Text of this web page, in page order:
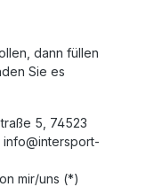
dann füllen
Sie es
5, 74523
info@intersport-
mir/uns (*)